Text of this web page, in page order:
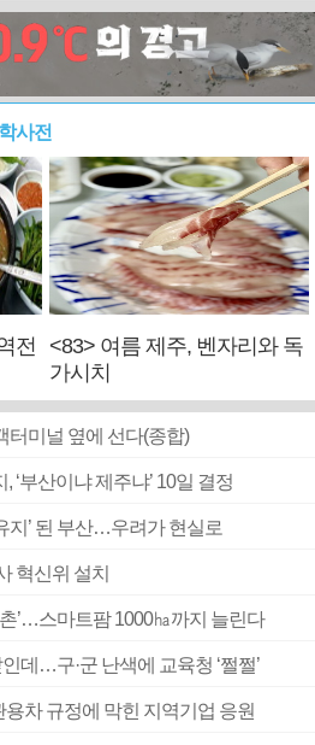
사전
전
<83> 여름 제주, 벤자리와 독
가시치
터미널 옆에 선다(종합)
‘부산이냐 제주냐’ 10일 결정
지’ 된 부산…우려가 현실로
혁신위 설치
’…스마트팜 1000㏊까지 늘린다
데…구·군 난색에 교육청 ‘쩔쩔’
차 규정에 막힌 지역기업 응원